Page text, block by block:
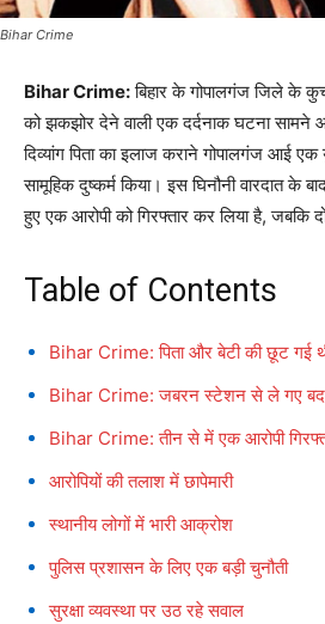
Bihar Crime
Bihar Crime:बिहार के गोपालगंज जिले के
को झकझोर देने वाली एक दर्दनाक घटना
दिव्यांग पिता का इलाज कराने गोपालगंज आई
सामूहिक दुष्कर्म किया। इस घिनौनी वारदात के
हुए एक आरोपी को गिरफ्तार कर लिया है, जबकि
Table of Contents
Bihar Crime: पिता और बेटी की छूट गई
Bihar Crime: जबरन स्टेशन से ले गए
Bihar Crime: तीन से में एक आरोपी
आरोपियों की तलाश में छापेमारी
स्थानीय लोगों में भारी आक्रोश
पुलिस प्रशासन के लिए एक बड़ी चुनौती
सुरक्षा व्यवस्था पर उठ रहे सवाल